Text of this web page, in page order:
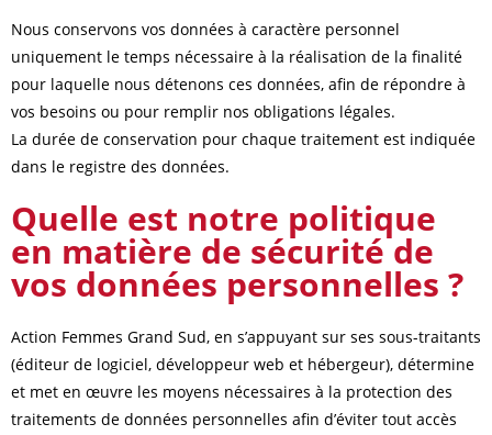
Nous conservons vos données à caractère personnel
uniquement le temps nécessaire à la réalisation de la finalité
pour laquelle nous détenons ces données, afin de répondre à
vos besoins ou pour remplir nos obligations légales.
La durée de conservation pour chaque traitement est indiquée
dans le registre des données.
Quelle est notre politique
en matière de sécurité de
vos données personnelles ?
Action Femmes Grand Sud, en s’appuyant sur ses sous-traitants
(éditeur de logiciel, développeur web et hébergeur), détermine
et met en œuvre les moyens nécessaires à la protection des
traitements de données personnelles afin d’éviter tout accès